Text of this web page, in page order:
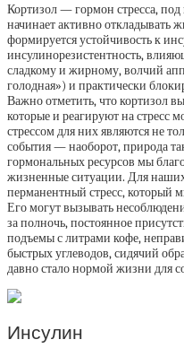
Кортизол — гормон стресса,
начинает активно откладывать
формируется устойчивость к
инсулинорезистентность,
сладкому и жирному, волчий
голодная») и практически
Важно отметить, что кортизол
которые и реагируют на
стрессом для них являются не
события — наоборот, природа
гормональных ресурсов мы
жизненные ситуации. Для
перманентный стресс, который
Его могут вызывать
за полночь, постоянное
подъемы с литрами кофе,
быстрых углеводов, сидячий
давно стало нормой жизни для
Инсулин